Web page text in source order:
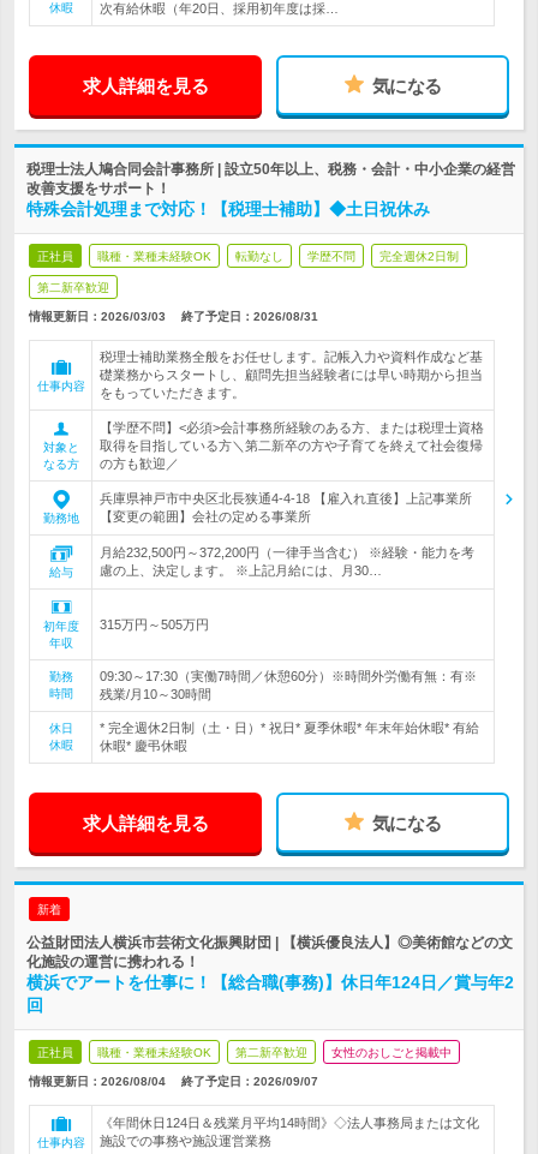
休暇
次有給休暇（年20日、採用初年度は採…
求人詳細を見る 気になる
税理士法人鳩合同会計事務所 | 設立50年以上、税務・会計・中小企業の経営
改善支援をサポート！
特殊会計処理まで対応！【税理士補助】◆土日祝休み
正社員 職種・業種未経験OK 転勤なし 学歴不問 完全週休2日制
第二新卒歓迎
情報更新日：2026/03/03 終了予定日： 2026/08/31
仕事内容
税理士補助業務全般をお任せします。記帳入力や資料作成など基
礎業務からスタートし、顧問先担当経験者には早い時期から担当
をもっていただきます。
対象と
なる方
【学歴不問】<必須>会計事務所経験のある方、または税理士資格
取得を目指している方＼第二新卒の方や子育てを終えて社会復帰
の方も歓迎／
勤務地
兵庫県神戸市中央区北長狭通4-4-18 【雇入れ直後】上記事業所
【変更の範囲】会社の定める事業所
給与
月給232,500円～372,200円（一律手当含む） ※経験・能力を考
慮の上、決定します。 ※上記月給には、月30…
初年度
年収
315万円～505万円
勤務
時間
09:30～17:30（実働7時間／休憩60分）※時間外労働有無：有※
残業/月10～30時間
休日
休暇
* 完全週休2日制（土・日）* 祝日* 夏季休暇* 年末年始休暇* 有給
休暇* 慶弔休暇
求人詳細を見る 気になる
新着
公益財団法人横浜市芸術文化振興財団 | 【横浜優良法人】◎美術館などの文
化施設の運営に携われる！
横浜でアートを仕事に！【総合職(事務)】休日年124日／賞与年2
回
正社員 職種・業種未経験OK 第二新卒歓迎 女性のおしごと掲載中
情報更新日：2026/08/04 終了予定日： 2026/09/07
仕事内容
《年間休日124日＆残業月平均14時間》◇法人事務局または文化
施設での事務や施設運営業務